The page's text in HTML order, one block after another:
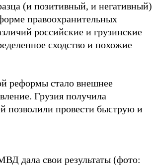
(и позитивный, и негативный)
правоохранительных
российские и грузинские
сходство и похожие
реформы стало внешнее
Грузия получила
позволили провести быструю и
дала свои результаты (фото: